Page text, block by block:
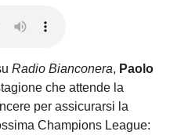
Radio Bianconera, Paolo
che attende la
per assicurarsi la
Champions League: